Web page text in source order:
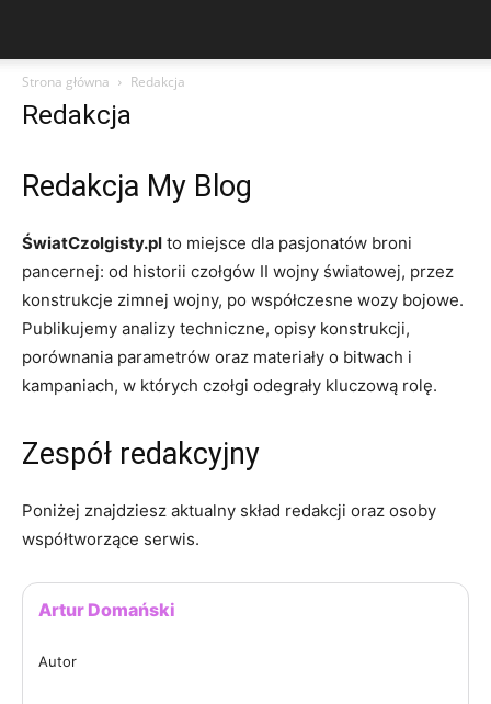
Strona główna Redakcja
Redakcja
Redakcja My Blog
ŚwiatCzolgisty.pl to miejsce dla pasjonatów broni
pancernej: od historii czołgów II wojny światowej, przez
konstrukcje zimnej wojny, po współczesne wozy bojowe.
Publikujemy analizy techniczne, opisy konstrukcji,
porównania parametrów oraz materiały o bitwach i
kampaniach, w których czołgi odegrały kluczową rolę.
Zespół redakcyjny
Poniżej znajdziesz aktualny skład redakcji oraz osoby
współtworzące serwis.
Artur Domański
Autor